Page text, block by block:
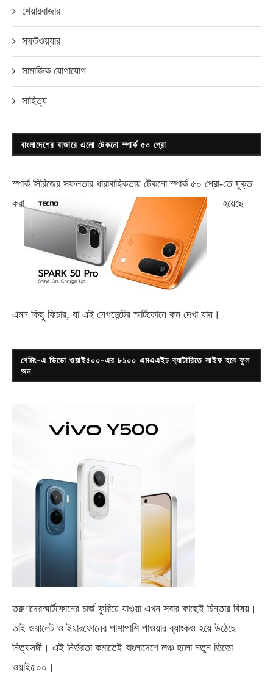
শেয়ারবাজার
সফটওয়্যার
সামাজিক যোগাযোগ
সাহিত্য
বাংলাদেশের বাজারে এলো টেকনো স্পার্ক ৫০ প্রো
স্পার্ক সিরিজের সফলতার ধারাবাহিকতায় টেকনোস্পার্ক ৫০ প্রো-তে যুক্ত
করা
হয়েছে
এমন কিছু ফিচার, যা এই সেগমেন্টের স্মার্টফোনে কম দেখা যায়।
গেমিং-এ ভিভো ওয়াই৫০০-এর ৮১০০ এমএএইচ ব্যাটারিতে লাইফ হবে ফুল
অন
তরুণদেরস্মার্টফোনের চার্জ ফুরিয়ে যাওয়া এখন সবার কাছেই চিন্তার বিষয়।
তাই ওয়ালেট ও ইয়ারফোনের পাশাপাশি পাওয়ার ব্যাংকও হয়ে উঠেছে
নিত্যসঙ্গী। এই নির্ভরতা কমাতেই বাংলাদেশে লঞ্চ হলো নতুন ভিভো
ওয়াই৫০০ ।